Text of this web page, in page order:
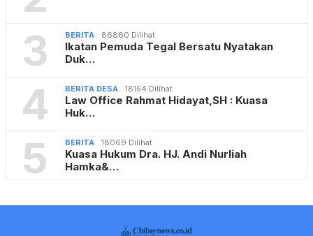
3 BERITA 86860 Dilihat
Ikatan Pemuda Tegal Bersatu Nyatakan
Duk…
4 BERITA DESA 18154 Dilihat
Law Office Rahmat Hidayat,SH : Kuasa
Huk…
5 BERITA 18069 Dilihat
Kuasa Hukum Dra. HJ. Andi Nurliah
Hamka&…